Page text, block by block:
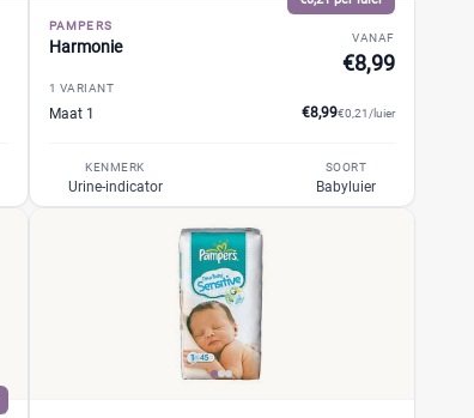
PAMPERS
Harmonie VANAF
€8,99
1 VARIANT
Maat 1 €8,99€0,21/luier
KENMERK
Urine-indicator
SOORT
Babyluier